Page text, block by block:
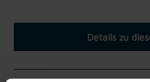
Details zu